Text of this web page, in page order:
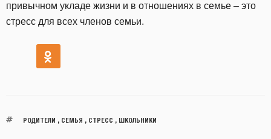
привычном укладе жизни и в отношениях в семье – это
стресс для всех членов семьи.
РОДИТЕЛИ , СЕМЬЯ , СТРЕСС , ШКОЛЬНИКИ